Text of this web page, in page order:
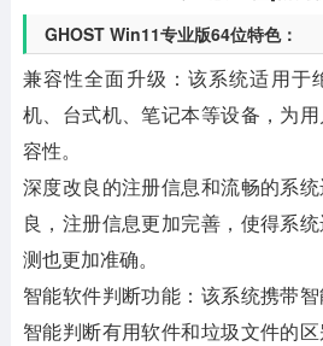
GHOST Win11专业版64位特色：
兼容性全面升级 ：该系统适用
机、台式机、笔记本等设备，为
容性。
深度改良的注册信息和流畅的系
良，注册信息更加完善，使得系
测也更加准确。
智能软件判断功能 ：该系统携带
智能判断有用软件和垃圾文件的